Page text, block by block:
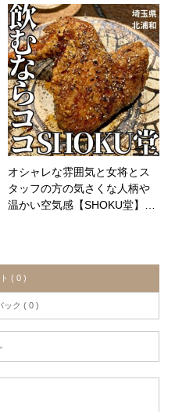
オシャレな雰囲気と女将とス
タッフの方の気さくな人柄や
温かい空気感【SHOKU堂】…
( 0 )
ック ( 0 )